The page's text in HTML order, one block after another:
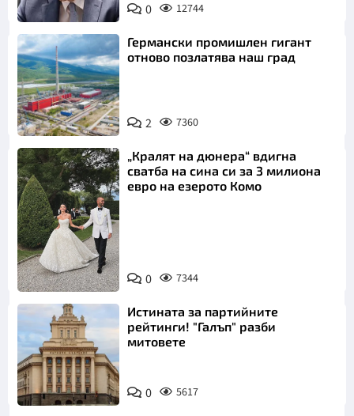
0 12744
Германски промишлен гигант
отново позлатява наш град
2 7360
Снимка:
Инстаграм
„Кралят на дюнера“ вдигна
сватба на сина си за 3 милиона
евро на езерото Комо
0 7344
Истината за партийните
рейтинги! "Галъп" разби
митовете
0 5617